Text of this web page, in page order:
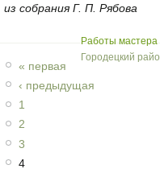
из собрания Г. П. Рябова
Работы мастера
Городецкий
« первая
‹ предыдущая
1
2
3
4